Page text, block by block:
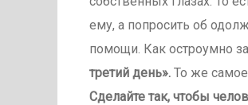
ему, а попросить об
помощи. Как остроумно
третий день». То же
Сделайте так, чтобы